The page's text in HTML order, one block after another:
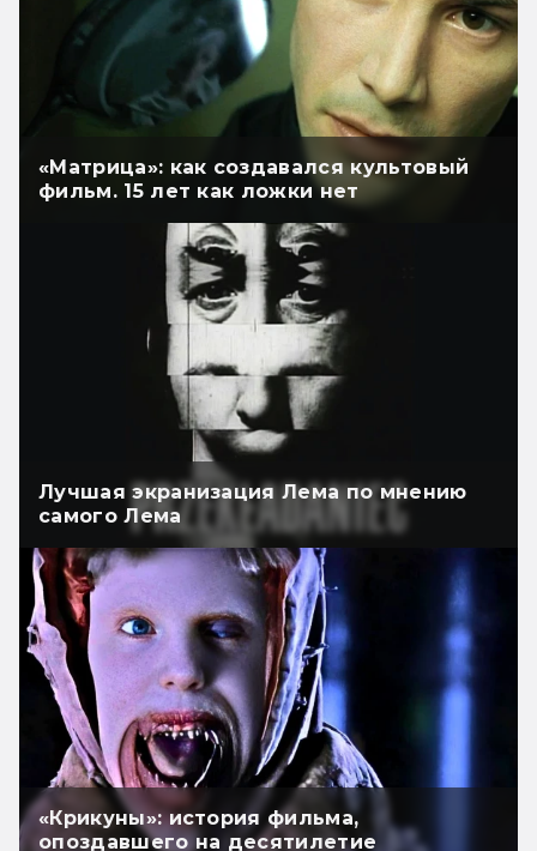
«Матрица»: как создавался культовый
фильм. 15 лет как ложки нет
Лучшая экранизация Лема по мнению
самого Лема
«Крикуны»: история фильма,
опоздавшего на десятилетие